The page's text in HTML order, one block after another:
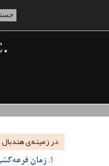
در زمینه‌ی هندبال
زمان